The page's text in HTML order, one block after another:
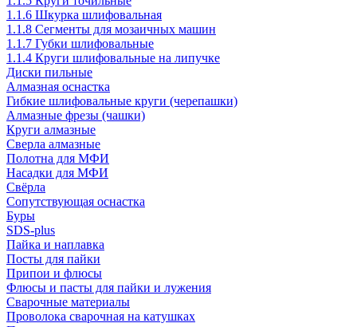
1.1.6 Шкурка шлифовальная
1.1.8 Сегменты для мозаичных машин
1.1.7 Губки шлифовальные
1.1.4 Круги шлифовальные на липучке
Диски пильные
Алмазная оснастка
Гибкие шлифовальные круги (черепашки)
Алмазные фрезы (чашки)
Круги алмазные
Сверла алмазные
Полотна для МФИ
Насадки для МФИ
Свёрла
Сопутствующая оснастка
Буры
SDS-plus
Пайка и наплавка
Посты для пайки
Припои и флюсы
Флюсы и пасты для пайки и лужения
Сварочные материалы
Проволока сварочная на катушках